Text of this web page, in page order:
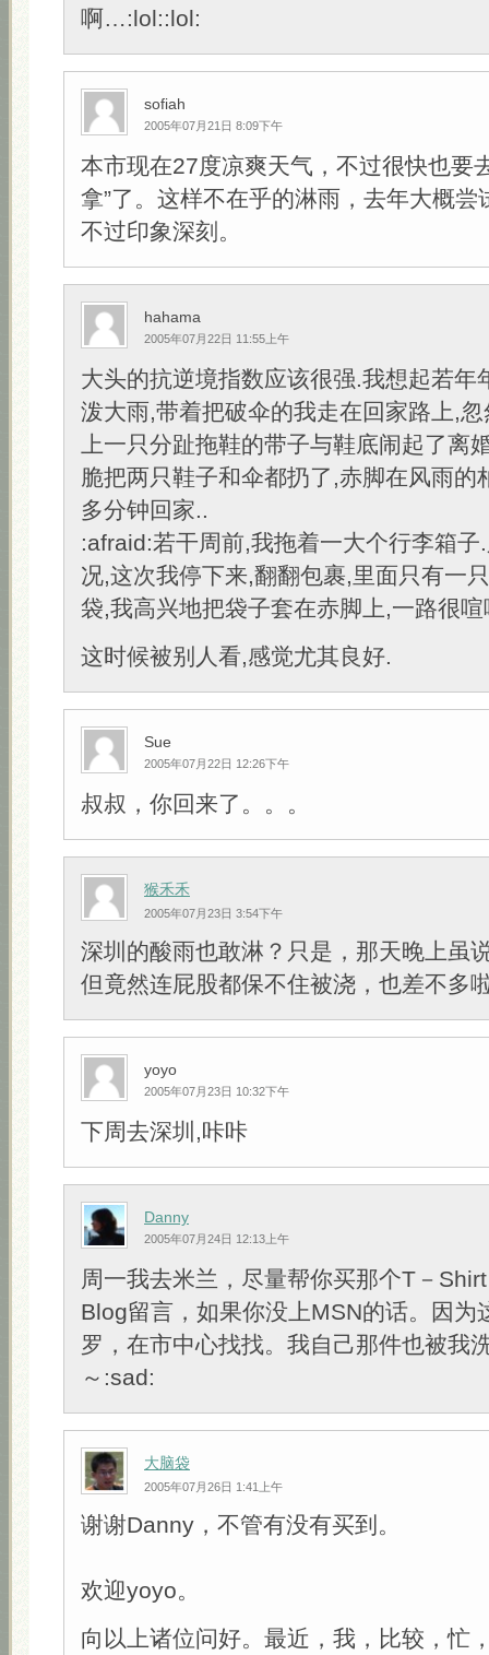
啊…:lol::lol:
sofiah
2005年07月21日 8:09下午
本市现在27度凉爽天气，不过很快也要
拿”了。这样不在乎的淋雨，去年大概尝
不过印象深刻。
hahama
2005年07月22日 11:55上午
大头的抗逆境指数应该很强.我想起若年
泼大雨,带着把破伞的我走在回家路上,
上一只分趾拖鞋的带子与鞋底闹起了离
脆把两只鞋子和伞都扔了,赤脚在风雨的
多分钟回家..
:afraid:若干周前,我拖着一大个行李箱子
况,这次我停下来,翻翻包裹,里面只有一
袋,我高兴地把袋子套在赤脚上,一路很
这时候被别人看,感觉尤其良好.
Sue
2005年07月22日 12:26下午
叔叔，你回来了。。。
猴禾禾
2005年07月23日 3:54下午
深圳的酸雨也敢淋？只是，那天晚上虽
但竟然连屁股都保不住被浇，也差不多
yoyo
2005年07月23日 10:32下午
下周去深圳,咔咔
Danny
2005年07月24日 12:13上午
周一我去米兰，尽量帮你买那个T－
Blog留言，如果你没上MSN的话。因为
罗，在市中心找找。我自己那件也被我
～:sad:
大脑袋
2005年07月26日 1:41上午
谢谢Danny，不管有没有买到。
欢迎yoyo。
向以上诸位问好。最近，我，比较，忙